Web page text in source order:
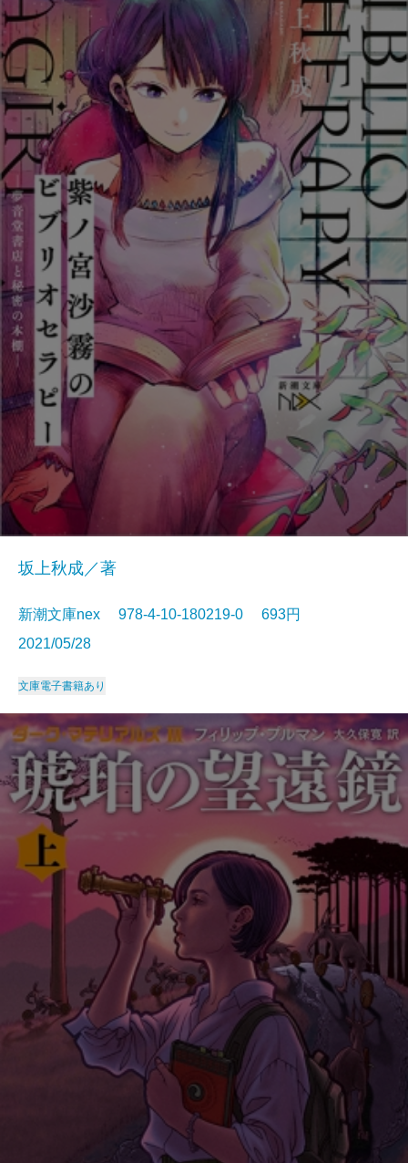
坂上秋成／著
新潮文庫nex 978-4-10-180219-0 693円
2021/05/28
文庫電子書籍あり